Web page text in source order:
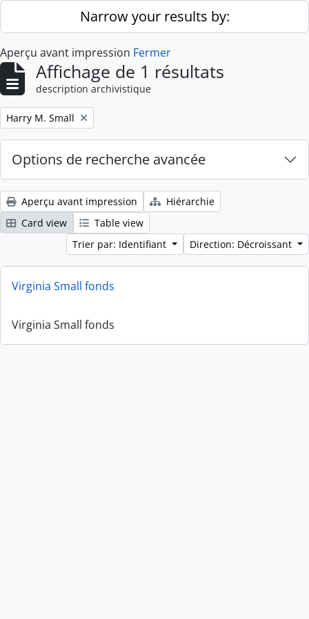
Skip to main contentNarrow your results by:
Aperçu avant impression Fermer
Affichage de 1 résultats
description archivistique
Remove filter:
Harry M. Small
Options de recherche avancée
Aperçu avant impression
Hiérarchie
Card view
Table view
Trier par: Identifiant
Direction: Décroissant
Virginia Small fonds
Virginia Small fonds